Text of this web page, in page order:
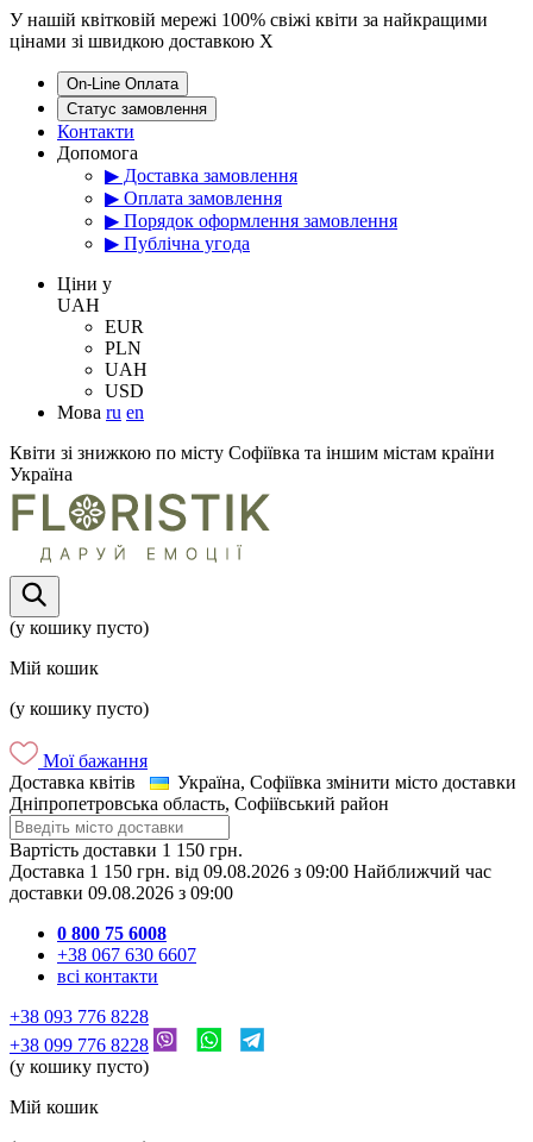
У нашій квітковій мережі 100% свіжі квіти за найкращими
цінами зі швидкою доставкою X
On-Line Оплата
Статус замовлення
Контакти
Допомога
▶ Доставка замовлення
▶ Оплата замовлення
▶ Порядок оформлення замовлення
▶ Публічна угода
Цiни у
UAH
EUR
PLN
UAH
USD
Мова ru en
Квіти зі знижкою по місту Софіївка та іншим містам країни
Україна
(у кошику пусто)
Мій кошик
(у кошику пусто)
Мої бажання
Доставка квітів
Україна, Софіївка змінити місто доставки
Дніпропетровська область, Софіївський район
Вартість доставки 1 150 грн.
Доставка 1 150 грн. від 09.08.2026 з 09:00 Найближчий час
доставки 09.08.2026 з 09:00
0 800 75 6008
+38 067 630 6607
всі контакти
+38 093 776 8228
+38 099 776 8228
(у кошику пусто)
Мій кошик